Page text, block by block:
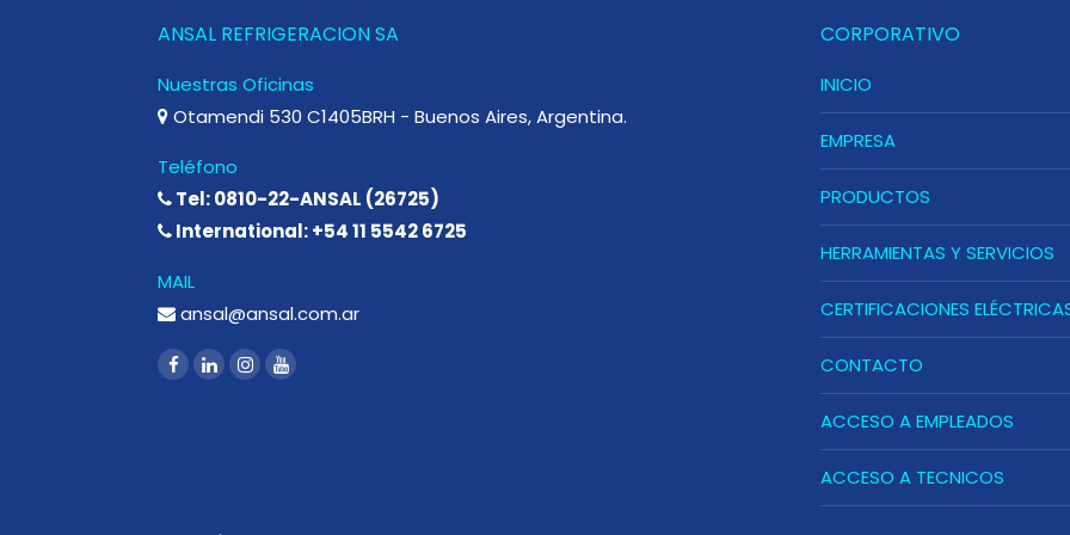
ANSAL REFRIGERACION SA
Nuestras Oficinas
Otamendi 530 C1405BRH - Buenos Aires, Argentina.
Teléfono
Tel: 0810-22-ANSAL (26725)
International: +54 11 5542 6725
MAIL
ansal@ansal.com.ar
CORPORATIVO
INICIO
EMPRESA
PRODUCTOS
HERRAMIENTAS Y SERVICIOS
CERTIFICACIONES
CONTACTO
ACCESO A EMPLEADOS
ACCESO A TECNICOS